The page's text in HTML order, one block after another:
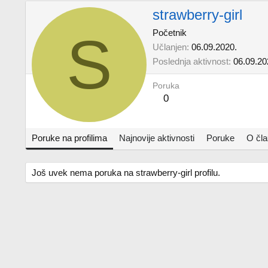
S
strawberry-girl
Početnik
Učlanjen 06.09.2020.
Poslednja aktivnost
Poruka
0
Poruke na profilima Najnovije aktivnosti Poruke O
Još uvek nema poruka na strawberry-girl profilu.